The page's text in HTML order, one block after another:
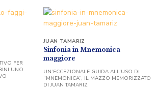
PER
UNO
Sinfonia in Mnemonica
maggiore
JUAN TAMARIZ
UN’ECCEZIONALE GUIDA ALL’USO DI
“MNEMONICA”, IL MAZZO MEMORIZZATO
DI JUAN TAMARIZ